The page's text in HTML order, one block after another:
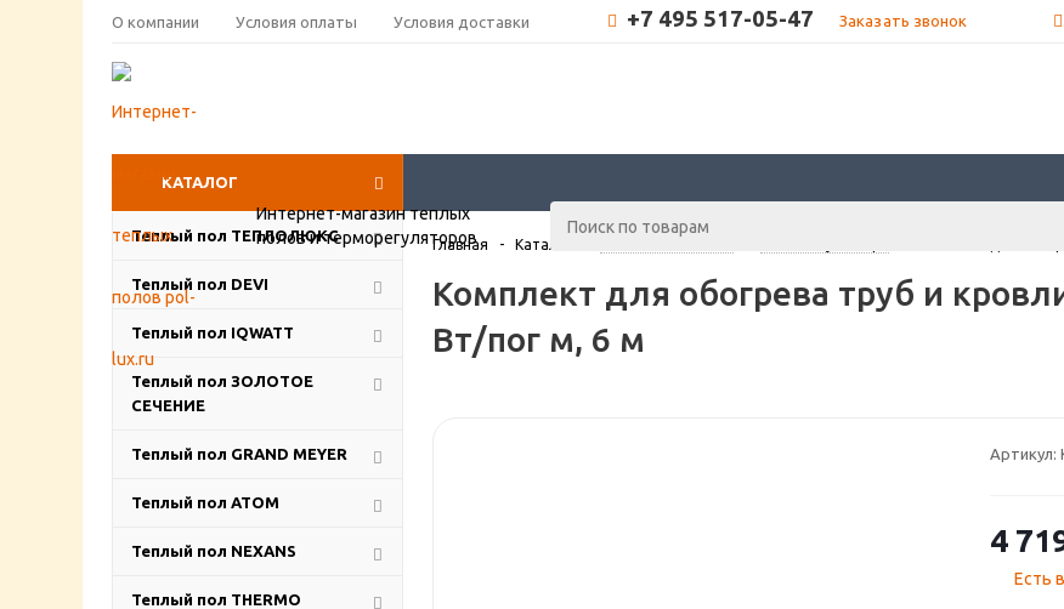
О компании Условия оплаты Условия доставки +7 495 517-05-47 Заказать звонок
Интернет-магазин теплых
полов и терморегуляторов
КАТАЛОГ
Теплый пол ТЕПЛОЛЮКС
Теплый пол DEVI
Теплый пол IQWATT
Теплый пол ЗОЛОТОЕ
СЕЧЕНИЕ
Теплый пол GRAND MEYER
Теплый пол ATOM
Теплый пол NEXANS
Теплый пол THERMO
Главная - Каталог Комплект для
Комплект для обогрева труб и
Вт/пог м, 6 м
Артикул:
4
Есть